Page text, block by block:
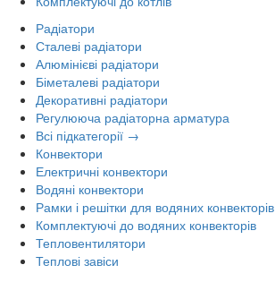
Радіатори
Сталеві радіатори
Алюмінієві радіатори
Біметалеві радіатори
Декоративні радіатори
Регулююча радіаторна арматура
Всі підкатегорії →
Конвектори
Електричні конвектори
Водяні конвектори
Рамки і решітки для водяних конвекторів
Комплектуючі до водяних конвекторів
Тепловентилятори
Теплові завіси